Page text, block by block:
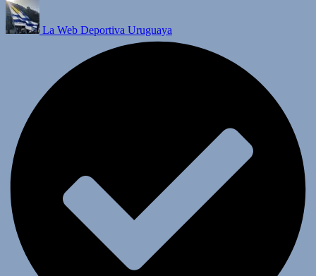
La Web Deportiva Uruguaya